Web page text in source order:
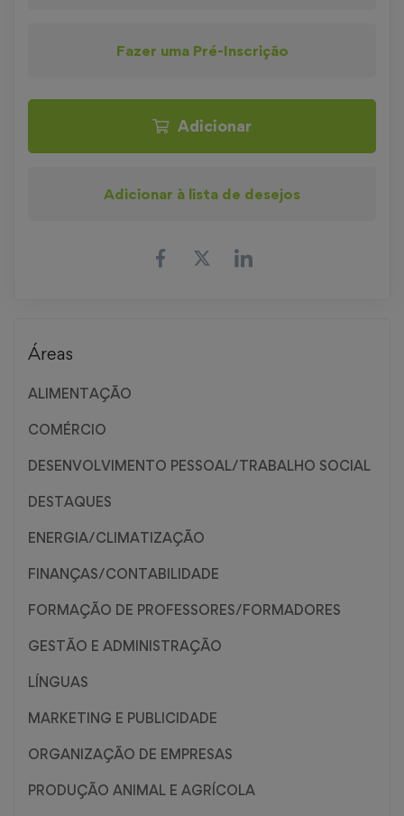
Fazer uma Pré-Inscrição
Adicionar
Adicionar à lista de desejos
Áreas
ALIMENTAÇÃO
COMÉRCIO
DESENVOLVIMENTO PESSOAL/TRABALHO SOCIAL
DESTAQUES
ENERGIA/CLIMATIZAÇÃO
FINANÇAS/CONTABILIDADE
FORMAÇÃO DE PROFESSORES/FORMADORES
GESTÃO E ADMINISTRAÇÃO
LÍNGUAS
MARKETING E PUBLICIDADE
ORGANIZAÇÃO DE EMPRESAS
PRODUÇÃO ANIMAL E AGRÍCOLA